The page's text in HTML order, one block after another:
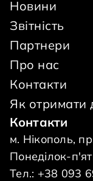
Новини
Звітність
Партнери
Про нас
Контакти
Як отримати
Контакти
м. Нікополь,
Понеділок-
Тел.: +38 093